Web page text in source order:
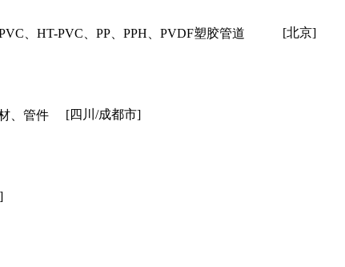
、HT-PVC、PP、PPH、PVDF塑胶管道
[北京]
、管件
[四川/成都市]